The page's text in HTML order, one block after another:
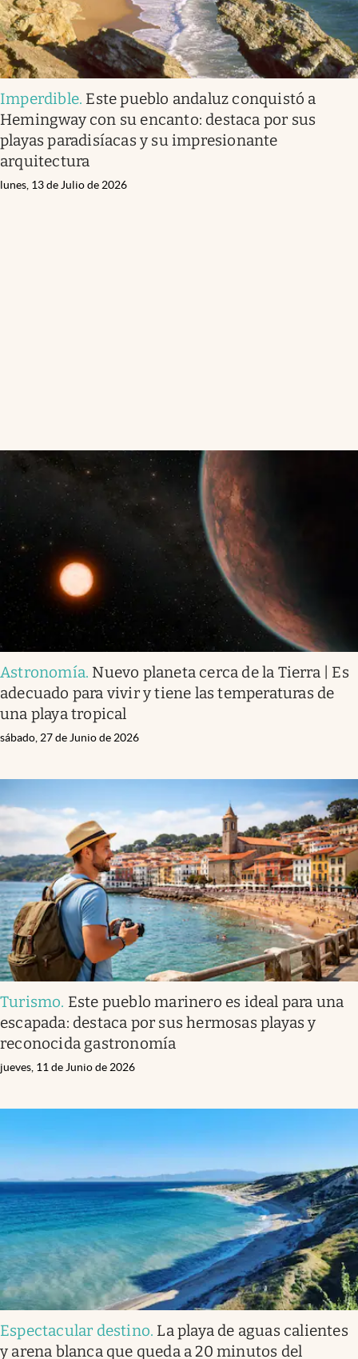
Imperdible. Este pueblo andaluz conquistó a
Hemingway con su encanto: destaca por sus
playas paradisíacas y su impresionante
arquitectura
lunes, 13 de Julio de 2026
Astronomía. Nuevo planeta cerca de la Tierra | Es
adecuado para vivir y tiene las temperaturas de
una playa tropical
sábado, 27 de Junio de 2026
Turismo. Este pueblo marinero es ideal para una
escapada: destaca por sus hermosas playas y
reconocida gastronomía
jueves, 11 de Junio de 2026
Espectacular destino. La playa de aguas calientes
y arena blanca que queda a 20 minutos del